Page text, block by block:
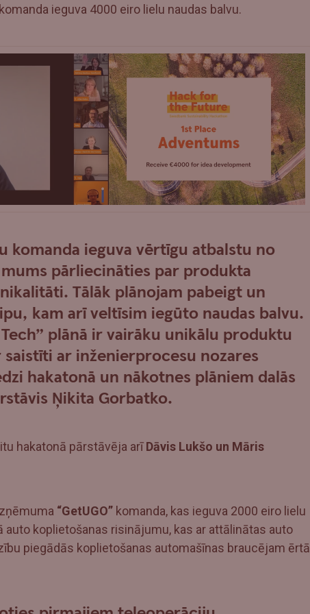
ieguva 4000 eiro lielu naudas balvu.
komanda ieguva vērtīgu atbalstu no
pārliecināties par produkta
Tālāk plānojam pabeigt un
kam arī veltīsim iegūto naudas balvu.
plānā ir vairāku unikālu produktu
ar inženierprocesu nozares
hakatonā un nākotnes plāniem dalās
Ņikita Gorbatko.
hakatonā pārstāvēja arīDāvis Lukšo un Māris
“GetUGO”komanda, kas ieguva 2000 eiro lielu
auto koplietošanas risinājumu, kas ar attālinātas auto
piegādās koplietošanas automašīnas braucējam ērtā